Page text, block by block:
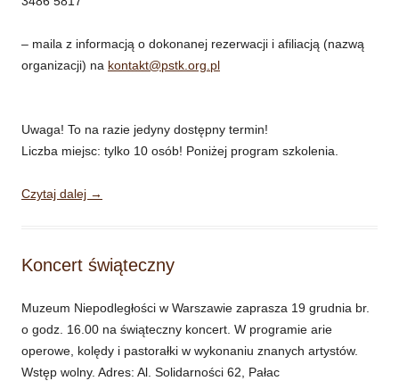
– maila z informacją o dokonanej rezerwacji i afiliacją (nazwą
organizacji) na kontakt@pstk.org.pl
Uwaga! To na razie jedyny dostępny termin!
Liczba miejsc: tylko 10 osób! Poniżej program szkolenia.
Czytaj dalej →
Koncert świąteczny
Muzeum Niepodległości w Warszawie zaprasza 19 grudnia br.
o godz. 16.00 na świąteczny koncert. W programie arie
operowe, kolędy i pastorałki w wykonaniu znanych artystów.
Wstęp wolny. Adres: Al. Solidarności 62, Pałac